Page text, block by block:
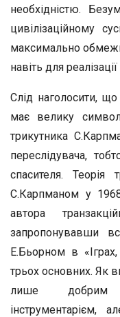
необхідністю.
цивілізаційному
максимально
навіть для
Слід наголосити,
має велику
трикутника
переслідувача,
спасителя. Теорія
С.Карпманом у
автора
запропонувавши
Е.Бьорном в
трьох основних. Як
лише добрим
інструментарієм,